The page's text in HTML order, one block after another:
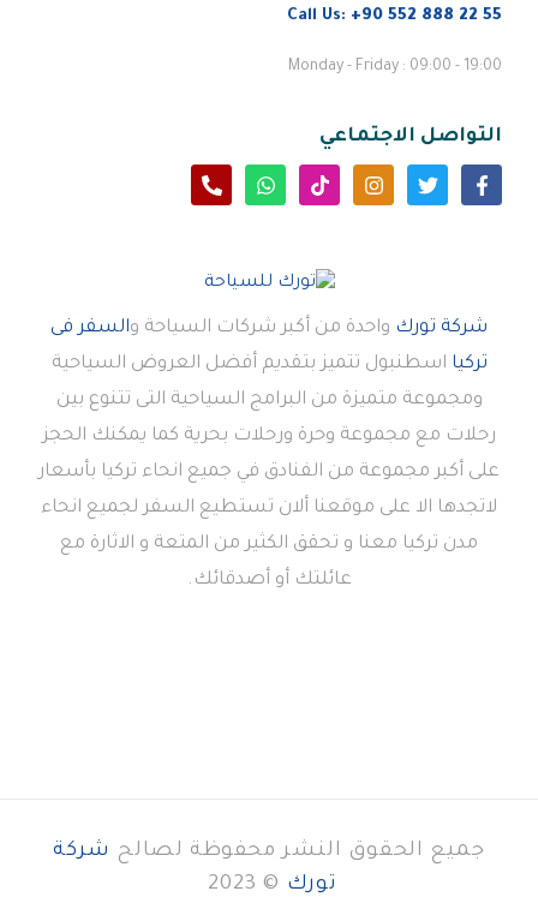
Call Us: +90 552 888 22 55
Monday - Friday : 09:00 - 19:00
التواصل الاجتماعي
شركة تورك واحدة من أكبر شركات السياحة والسفر فى
تركيا اسطنبول تتميز بتقديم أفضل العروض السياحية
ومجموعة متميزة من البرامج السياحية التى تتنوع بين
رحلات مع مجموعة وحرة ورحلات بحرية كما يمكنك الحجز
على أكبر مجموعة من الفنادق في جميع انحاء تركيا بأسعار
لاتجدها الا على موقعنا ألان تستطيع السفر لجميع انحاء
مدن تركيا معنا و تحقق الكثير من المتعة و الاثارة مع
عائلتك أو أصدقائك.
جميع الحقوق النشر محفوظة لصالح شركة
تورك © 2023